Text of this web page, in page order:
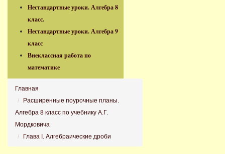
Нестандартные уроки. Алгебра 8
класс.
Нестандартные уроки. Алгебра 9
класс
Внеклассная работа по
математике
Главная
Расширенные поурочные планы.
Алгебра 8 класс по учебнику А.Г.
Мордковича
Глава I. Алгебраические дроби